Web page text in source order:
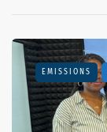
EMISSIONS